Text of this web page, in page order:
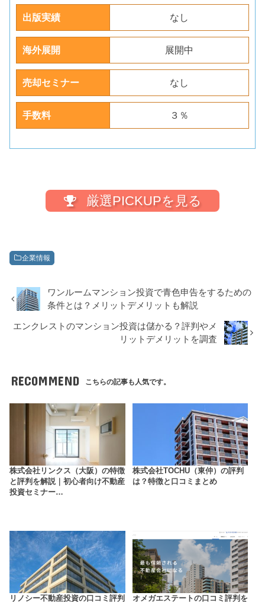
出版実績 なし
海外展開 展開中
売却セミナー なし
手数料 ３％
厳選PICKUPを見る
企業情報
ワンルームマンション投資で青色申告をするための
条件とは？メリットデメリットも解説
エンクレストのマンション投資は儲かる？評判やメ
リットデメリットを調査
RECOMMEND こちらの記事も人気です。
株式会社リンクス（大阪）の特徴
と評判を解説｜初心者向け不動産
投資セミナー…
株式会社TOCHU（東仲）の評判
は？特徴と口コミまとめ
リノシー不動産投資の口コミ評判
オメガエステートの口コミ評判を